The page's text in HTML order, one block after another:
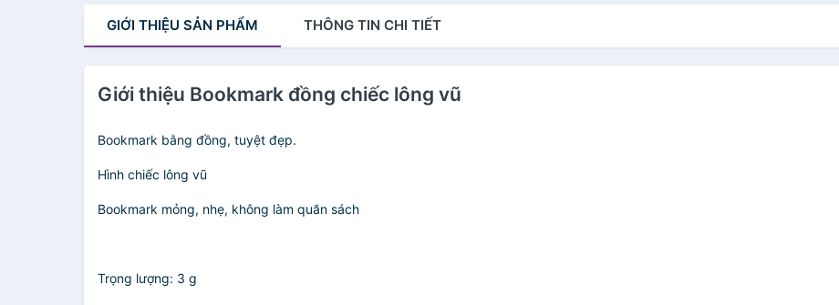
GIỚI THIỆU SẢN PHẨM THÔNG TIN CHI TIẾT
Giới thiệu Bookmark đồng chiếc lông vũ
Bookmark bằng đồng, tuyệt đẹp.
Hình chiếc lông vũ
Bookmark mỏng, nhẹ, không làm quăn sách
Trọng lượng: 3 g